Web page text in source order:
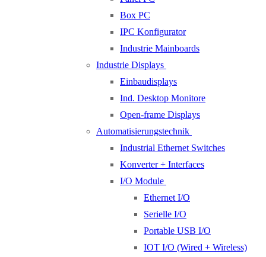
Box PC
IPC Konfigurator
Industrie Mainboards
Industrie Displays
Einbaudisplays
Ind. Desktop Monitore
Open-frame Displays
Automatisierungstechnik
Industrial Ethernet Switches
Konverter + Interfaces
I/O Module
Ethernet I/O
Serielle I/O
Portable USB I/O
IOT I/O (Wired + Wireless)